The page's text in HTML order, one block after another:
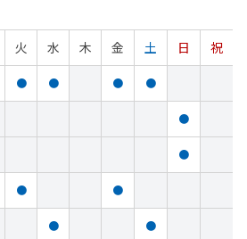
火 水 木 金 土 日
祝
● ● ● ●
●
●
● ●
● ●